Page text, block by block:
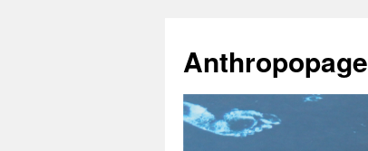
Anthropopage